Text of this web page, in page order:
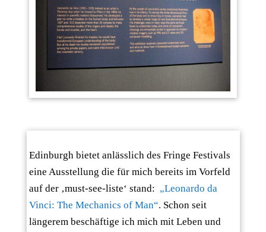
Edinburgh bietet anlässlich des Fringe Festivals
eine Ausstellung die für mich bereits im Vorfeld
auf der ‚must-see-liste‘ stand: „Leonardo da
Vinci: The Mechanics of Man“. Schon seit
längerem beschäftige ich mich mit Leben und